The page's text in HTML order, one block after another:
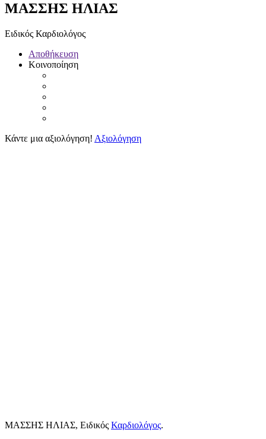
ΜΑΣΣΗΣ ΗΛΙΑΣ
Ειδικός Καρδιολόγος
Αποθήκευση
Κοινοποίηση
Κάντε μια αξιολόγηση! Αξιολόγηση
ΜΑΣΣΗΣ ΗΛΙΑΣ, Ειδικός Καρδιολόγος.